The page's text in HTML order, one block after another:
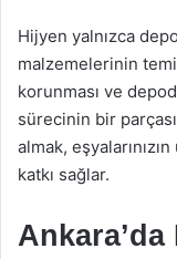
Hijyen yalnızca
malzemelerinin
korunması ve
sürecinin bir
almak,
katkı sağlar.